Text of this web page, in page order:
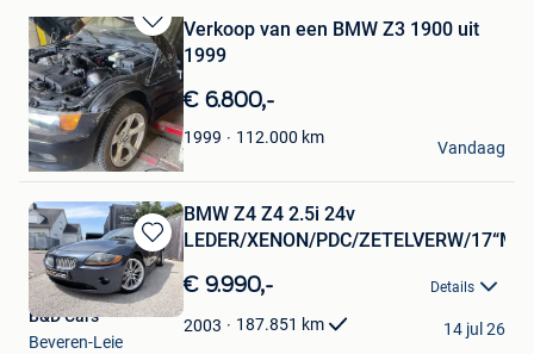
Bewaren
in
Mijn
Favorieten
Verkoop van een BMW Z3 1900 uit
1999
€ 6.800,-
1999 112.000 km
Alfaromeo
Ath
Vandaag
Bewaren
in
Mijn
Favorieten
BMW Z4 Z4 2.5i 24v
LEDER/XENON/PDC/ZETELVERW/17“M
€ 9.990,- Details
2003 187.851 km
B&D Cars
Beveren-Leie
14 jul 26